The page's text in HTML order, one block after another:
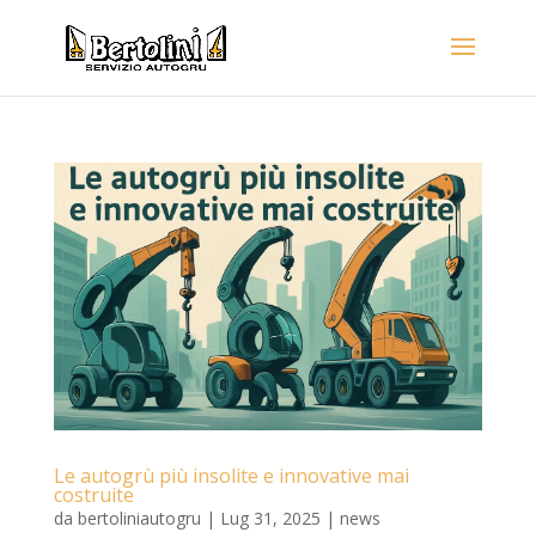
Le autogrù più insolite e innovative mai
costruite
da bertoliniautogru | Lug 31, 2025 | news